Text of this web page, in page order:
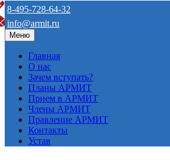
8-495-728-64-32
info@armit.ru
Меню
Главная
О нас
Зачем вступать?
Планы АРМИТ
Прием в АРМИТ
Члены АРМИТ
Правление АРМИТ
Контакты
Устав